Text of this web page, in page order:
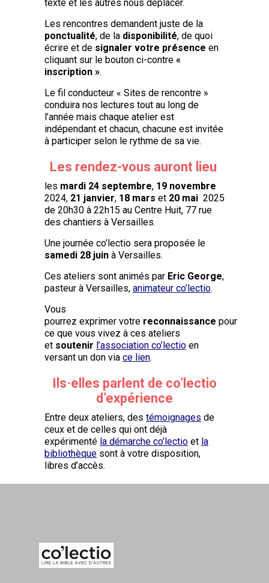
texte et les autres nous déplacer.
Les rencontres demandent juste de la
ponctualité, de la disponibilité, de quoi
écrire et de signaler votre présence en
cliquant sur le bouton ci-contre «
inscription ».
Le fil conducteur « Sites de rencontre »
conduira nos lectures tout au long de
l’année mais chaque atelier est
indépendant et chacun, chacune est invitée
à participer selon le rythme de sa vie.
Les rendez-vous auront lieu
les mardi 24 septembre, 19 novembre
2024, 21 janvier, 18 mars et 20 mai 2025
de 20h30 à 22h15 au Centre Huit, 77 rue
des chantiers à Versailles.
Une journée co’lectio sera proposée le
samedi 28 juin à Versailles.
Ces ateliers sont animés par Eric George,
pasteur à Versailles, animateur co’lectio.
Vous
pourrez exprimer votre reconnaissance pour
ce que vous vivez à ces ateliers
et soutenir l’association co’lectio en
versant un don via ce lien.
Ils·elles parlent de co’lectio
d’expérience
Entre deux ateliers, des témoignages de
ceux et de celles qui ont déjà
expérimenté la démarche co’lectio et la
bibliothèque sont à votre disposition,
libres d’accès.